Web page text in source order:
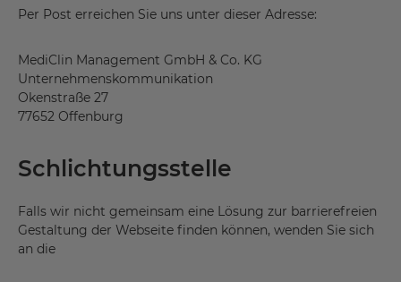
Per Post erreichen Sie uns unter dieser Adresse:
MediClin Management GmbH & Co. KG
Unternehmenskommunikation
Okenstraße 27
77652 Offenburg
Schlichtungsstelle
Falls wir nicht gemeinsam eine Lösung zur barrierefreien
Gestaltung der Webseite finden können, wenden Sie sich
an die